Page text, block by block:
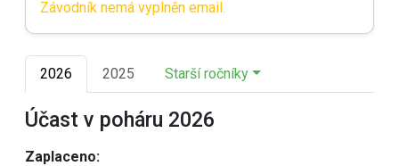
Závodník nemá vyplněn email.
2026 2025 Starší ročníky
Účast v poháru 2026
Zaplaceno: